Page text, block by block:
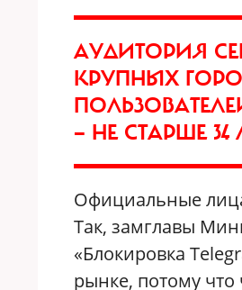
АУДИТОРИЯ
КРУПНЫХ
— НЕ СТАРШЕ 34
Официальные
Так, замглавы
«Блокировка
рынке, потому что